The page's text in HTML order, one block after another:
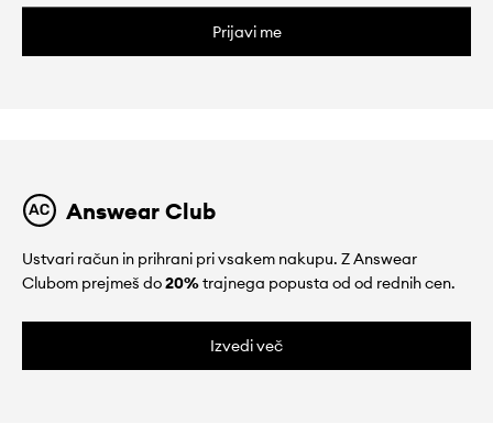
Prijavi me
Answear Club
Ustvari račun in prihrani pri vsakem nakupu. Z Answear
Clubom prejmeš do20%trajnega popusta od od rednih cen.
Izvedi več